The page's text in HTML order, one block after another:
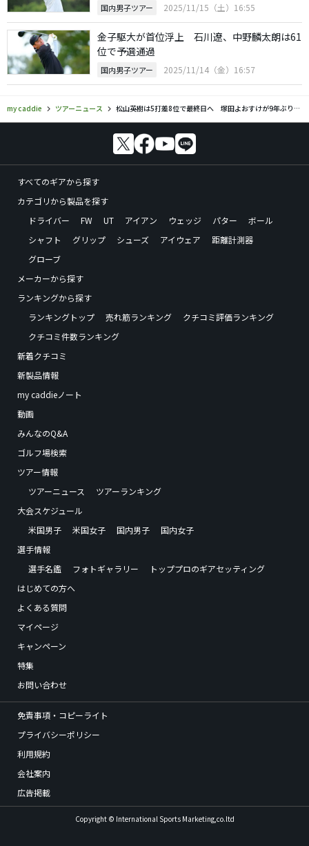
国内男子ツアー 2025/11/15（土）16:55
金子駆大が首位浮上 石川遼、中野麟太朗は61
位で予選通過
国内男子ツアー 2025/11/14（金）16:57
my caddie ツアーニュース 松山英樹は5打差8位で最終日へ 塚田よおすけが9年ぶり2勝目に王手
すべてのギアから探す
カテゴリから製品を探す
ドライバー
FW UT アイアン ウェッジ パター
ボール
シャフト
グリップ シューズ アイウェア
距離計測器
グローブ
メーカーから探す
ランキングから探す
ランキングトップ
売れ筋ランキング
クチコミ評価ランキング
クチコミ件数ランキング
新着クチコミ
新製品情報
my caddieノート
動画
みんなのQ&A
ゴルフ場検索
ツアー情報
ツアーニュース
ツアーランキング
大会スケジュール
米国男子
米国女子 国内男子
国内女子
選手情報
選手名鑑
フォトギャラリー
トッププロのギアセッティング
はじめての方へ
よくある質問
マイページ
キャンペーン
特集
お問い合わせ
免責事項・コピーライト
プライバシーポリシー
利用規約
会社案内
広告掲載
Copyright © International Sports Marketing,co.ltd